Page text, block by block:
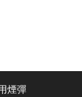
煙彈